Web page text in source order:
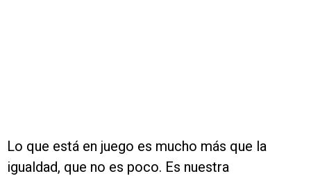
Lo que está en juego es mucho más que la
igualdad, que no es poco. Es nuestra